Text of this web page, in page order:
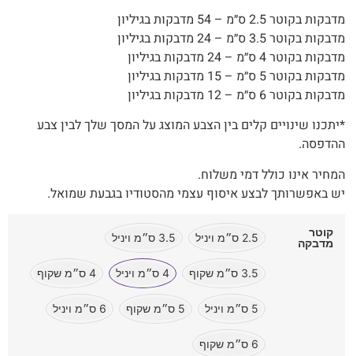
מדבקות בקוטר 2.5 ס״מ – 54 מדבקות בגיליון
מדבקות בקוטר 3.5 ס״מ – 24 מדבקות בגיליון
מדבקות בקוטר 4 ס״מ – 24 מדבקות בגיליון
מדבקות בקוטר 5 ס״מ – 15 מדבקות בגיליון
מדבקות בקוטר 6 ס״מ – 12 מדבקות בגיליון
*יתכנו שינויים קלים בין הצבע המוצג על המסך שלך לבין צבע
ההדפסה.
המחיר אינו כולל דמי משלוח.
יש באפשרותך לבצע איסוף עצמי מהסטודיו בגבעת שמואל.
קוטר
מדבקה
2.5 ס״מ ויניל 3.5 ס״מ ויניל
3.5 ס״מ שקוף 4 ס״מ ויניל 4 ס״מ שקוף
5 ס״מ ויניל 5 ס״מ שקוף 6 ס״מ ויניל
6 ס״מ שקוף